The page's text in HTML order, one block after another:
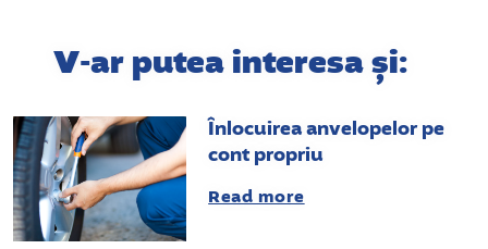
V-ar putea interesa și:
Înlocuirea anvelopelor pe
cont propriu
Read more